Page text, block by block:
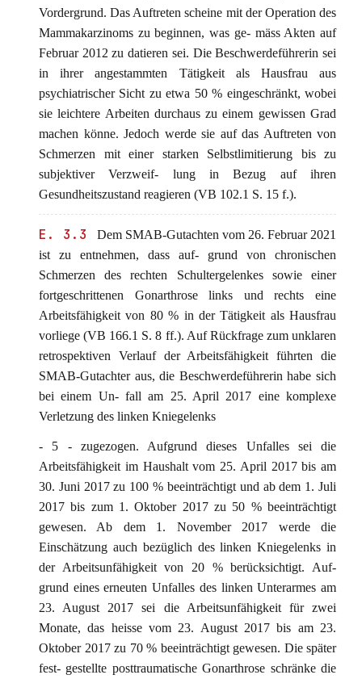
Vordergrund. Das Auftreten scheine mit der Operation des
Mammakarzinoms zu beginnen, was ge- mäss Akten auf
Februar 2012 zu datieren sei. Die Beschwerdeführerin sei
in ihrer angestammten Tätigkeit als Hausfrau aus
psychiatrischer Sicht zu etwa 50 % eingeschränkt, wobei
sie leichtere Arbeiten durchaus zu einem gewissen Grad
machen könne. Jedoch werde sie auf das Auftreten von
Schmerzen mit einer starken Selbstlimitierung bis zu
subjektiver Verzweif- lung in Bezug auf ihren
Gesundheitszustand reagieren (VB 102.1 S. 15 f.).
E. 3.3
Dem SMAB-Gutachten vom 26. Februar 2021
ist zu entnehmen, dass auf- grund von chronischen
Schmerzen des rechten Schultergelenkes sowie einer
fortgeschrittenen Gonarthrose links und rechts eine
Arbeitsfähigkeit von 80 % in der Tätigkeit als Hausfrau
vorliege (VB 166.1 S. 8 ff.). Auf Rückfrage zum unklaren
retrospektiven Verlauf der Arbeitsfähigkeit führten die
SMAB-Gutachter aus, die Beschwerdeführerin habe sich
bei einem Un- fall am 25. April 2017 eine komplexe
Verletzung des linken Kniegelenks
- 5 - zugezogen. Aufgrund dieses Unfalles sei die
Arbeitsfähigkeit im Haushalt vom 25. April 2017 bis am
30. Juni 2017 zu 100 % beeinträchtigt und ab dem 1. Juli
2017 bis zum 1. Oktober 2017 zu 50 % beeinträchtigt
gewesen. Ab dem 1. November 2017 werde die
Einschätzung auch bezüglich des linken Kniegelenks in
der Arbeitsunfähigkeit von 20 % berücksichtigt. Auf-
grund eines erneuten Unfalles des linken Unterarmes am
23. August 2017 sei die Arbeitsunfähigkeit für zwei
Monate, das heisse vom 23. August 2017 bis am 23.
Oktober 2017 zu 70 % beeinträchtigt gewesen. Die später
fest- gestellte posttraumatische Gonarthrose schränke die